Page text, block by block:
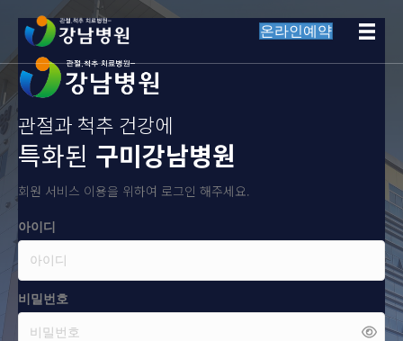
온라인예약
관절과 척추 건강에
특화된 구미강남병원
회원 서비스 이용을 위하여 로그인 해주세요.
아이디
비밀번호